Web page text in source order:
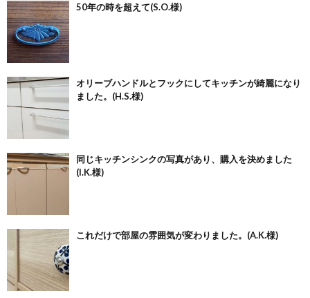
50年の時を超えて(S.O.様)
オリーブハンドルとフックにしてキッチンが綺麗になり
ました。(H.S.様)
同じキッチンシンクの写真があり、購入を決めました
(I.K.様)
これだけで部屋の雰囲気が変わりました。(A.K.様)